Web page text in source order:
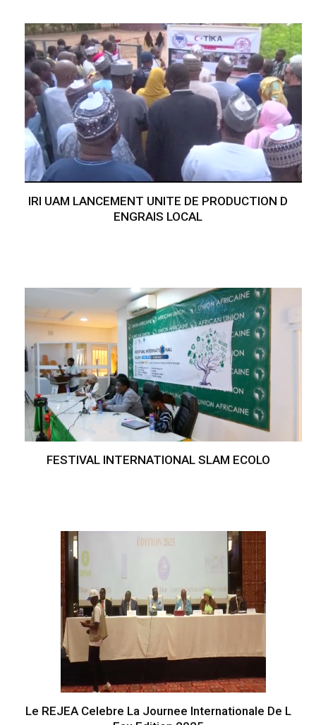
IRI UAM LANCEMENT UNITE DE PRODUCTION D
ENGRAIS LOCAL
FESTIVAL INTERNATIONAL SLAM ECOLO
Le REJEA Celebre La Journee Internationale De L